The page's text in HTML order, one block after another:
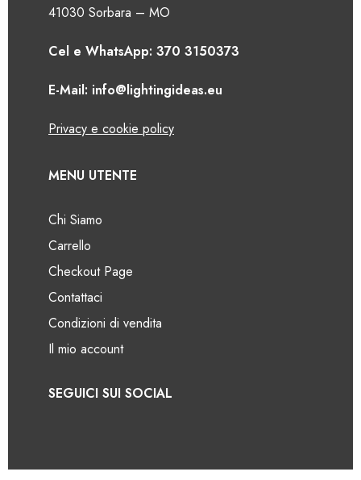
41030 Sorbara – MO
Cel e WhatsApp: 370 3150373
E-Mail: info@lightingideas.eu
Privacy e cookie policy
MENU UTENTE
Chi Siamo
Carrello
Checkout Page
Contattaci
Condizioni di vendita
Il mio account
SEGUICI SUI SOCIAL